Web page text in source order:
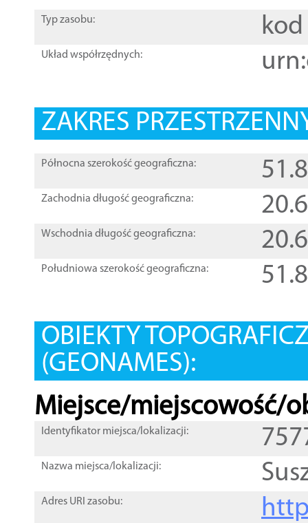
Typ zasobu: kod
Układ współrzędnych:
ZAKRES
Północna szerokość geograficzna:
Zachodnia długość geograficzna:
Wschodnia długość geograficzna:
Południowa szerokość geograficzna:
OBIEKTY
(GEONAMES):
Miejsce/miejscowość/
Identyfikator miejsca/lokalizacji:
Nazwa miejsca/lokalizacji:
Adres URI zasobu: